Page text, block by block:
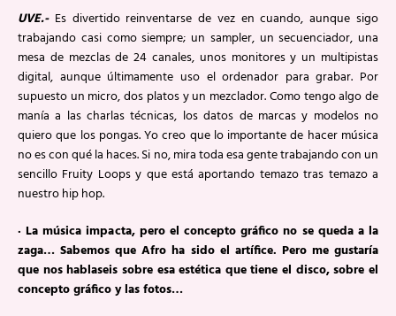
UVE.-Es divertido reinventarse de vez en cuando, aunque sigo
trabajando casi como siempre; un sampler, un secuenciador, una
mesa de mezclas de 24 canales, unos monitores y un multipistas
digital, aunque últimamente uso el ordenador para grabar. Por
supuesto un micro, dos platos y un mezclador. Como tengo algo de
manía a las charlas técnicas, los datos de marcas y modelos no
quiero que los pongas. Yo creo que lo importante de hacer música
no es con qué la haces. Si no, mira toda esa gente trabajando con un
sencillo Fruity Loops y que está aportando temazo tras temazo a
nuestro hip hop.
· La música impacta, pero el concepto gráfico no se queda a la
zaga… Sabemos que Afro ha sido el artífice. Pero me gustaría
que nos hablaseis sobre esa estética que tiene el disco, sobre el
concepto gráfico y las fotos…